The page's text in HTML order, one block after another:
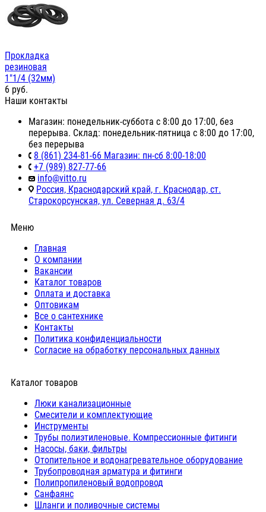
Прокладка
резиновая
1"1/4 (32мм)
6 руб.
Наши контакты
Магазин: понедельник-суббота с 8:00 до 17:00, без
перерыва. Склад: понедельник-пятница с 8:00 до 17:00,
без перерыва
8 (861) 234-81-66 Магазин: пн-сб 8:00-18:00
+7 (989) 827-77-66
info@vitto.ru
Россия, Краснодарский край, г. Краснодар, ст.
Старокорсунская, ул. Северная д. 63/4
Меню
Главная
О компании
Вакансии
Каталог товаров
Оплата и доставка
Оптовикам
Все о сантехнике
Контакты
Политика конфиденциальности
Согласие на обработку персональных данных
Каталог товаров
Люки канализационные
Cмесители и комплектующие
Инструменты
Трубы полиэтиленовые. Компрессионные фитинги
Насосы, баки, фильтры
Отопительное и водонагревательное оборудование
Трубопроводная арматура и фитинги
Полипропиленовый водопровод
Санфаянс
Шланги и поливочные системы